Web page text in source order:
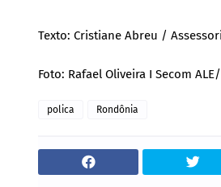
Texto: Cristiane Abreu /
Foto: Rafael Oliveira I Secom
polica Rondônia